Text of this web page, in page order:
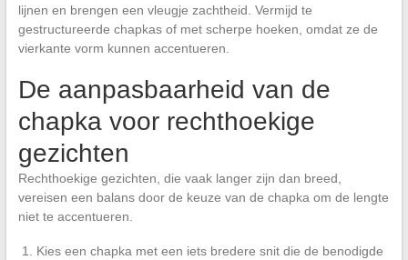
lijnen en brengen een vleugje zachtheid. Vermijd te
gestructureerde chapkas of met scherpe hoeken, omdat ze de
vierkante vorm kunnen accentueren.
De aanpasbaarheid van de
chapka voor rechthoekige
gezichten
Rechthoekige gezichten, die vaak langer zijn dan breed,
vereisen een balans door de keuze van de chapka om de lengte
niet te accentueren.
Kies een chapka met een iets bredere snit die de benodigde